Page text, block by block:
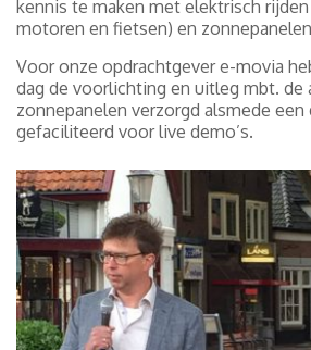
kennis te maken met elektrisch
motoren en fietsen) en
Voor onze opdrachtgever e-movia
dag de voorlichting en uitleg mbt. de
zonnepanelen verzorgd alsmede een
gefaciliteerd voor live demo’s.